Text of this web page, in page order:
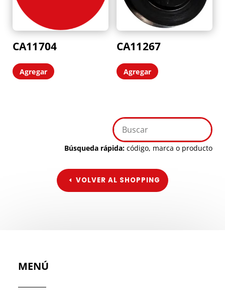
CA11704
Agregar
CA11267
Agregar
Búsqueda rápida: código, marca o producto
VOLVER AL SHOPPING
MENÚ